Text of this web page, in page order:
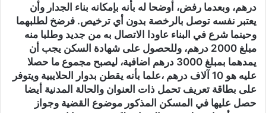
درهم، وبعدما رفض، أوضحا له بأنه بإمكانه بناء الجدار وأن
يعتبر نفسه توصل بالرخصة بدون أي ترخيص. فرضخ لطلبهما
وحينما شرع في البناء عاودا الاتصال به من جديد وطلبا منه
مبلغ 2000 درهم، وللحصول على شهادة السكن يجب أن
يمدهما بمبلغ 3000 درهم اضافية، ليصبح مجموع ما حصلا
عليه هو 10 آلاف درهم ،علما بأنه يقطن بدوار الحلايبية ويتوفر
على بطاقة تعريف تحمل ذات العنوان والحالة المدنية أيضا
حصل عليها في المسكن المذكور موضوع القضية وجواز